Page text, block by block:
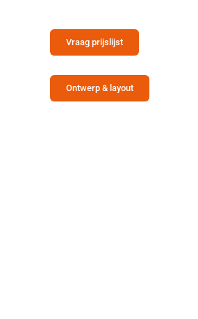
Vraag prijslijst
Ontwerp & layout